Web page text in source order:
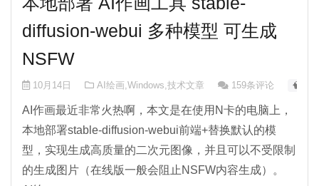
diffusion-webui 多种模型 可生成
NSFW
10月14日 AI绘画,Windows,技术文章 159条评论 🧠 AI-
AI作画最近非常火热啊，本文是在使用N卡的电脑上，
本地部署stable-diffusion-webui前端+替换默认的模
型，实现生成高质量的二次元图像，并且可以不受限制
的生成图片（在线版一般会阻止NSFW内容生成）。